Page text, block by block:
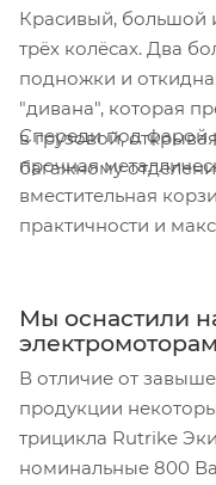
Красивый, большой
трёх колёсах. Два
подножки и
"дивана", которая
в грузовой,
багажному
Спереди под фарой
прочная
вместительная
практичности и
Мы оснастили
В отличие от
продукции
трицикла Rutrike
номинальные 800